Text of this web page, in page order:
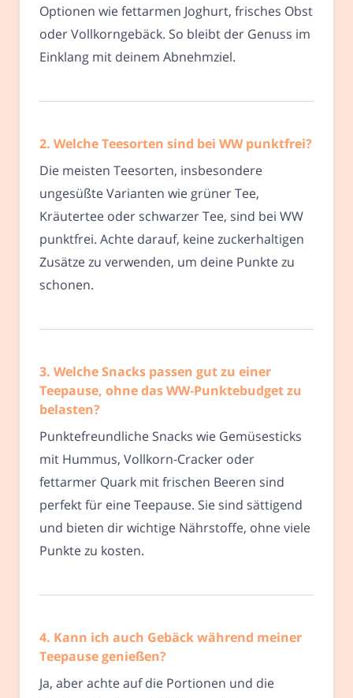
Optionen wie fettarmen Joghurt, frisches Obst
oder Vollkorngebäck. So bleibt der Genuss im
Einklang mit deinem Abnehmziel.
2. Welche Teesorten sind bei WW punktfrei?
Die meisten Teesorten, insbesondere
ungesüßte Varianten wie grüner Tee,
Kräutertee oder schwarzer Tee, sind bei WW
punktfrei. Achte darauf, keine zuckerhaltigen
Zusätze zu verwenden, um deine Punkte zu
schonen.
3. Welche Snacks passen gut zu einer
Teepause, ohne das WW-Punktebudget zu
belasten?
Punktefreundliche Snacks wie Gemüsesticks
mit Hummus, Vollkorn-Cracker oder
fettarmer Quark mit frischen Beeren sind
perfekt für eine Teepause. Sie sind sättigend
und bieten dir wichtige Nährstoffe, ohne viele
Punkte zu kosten.
4. Kann ich auch Gebäck während meiner
Teepause genießen?
Ja, aber achte auf die Portionen und die